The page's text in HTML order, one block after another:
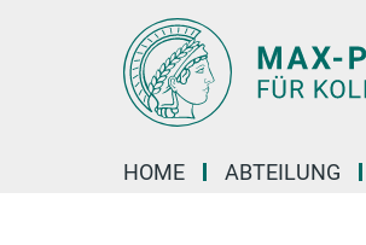
HOME ABTEILUNG